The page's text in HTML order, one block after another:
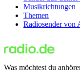
Musikrichtungen
Themen
Radiosender von
Was möchtest du